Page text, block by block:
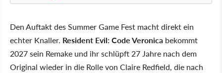
Den Auftakt des Summer Game Fest macht direkt ein
echter Knaller. Resident Evil: Code Veronica bekommt
2027 sein Remake und ihr schlüpft 27 Jahre nach dem
Original wieder in die Rolle von Claire Redfield, die nach